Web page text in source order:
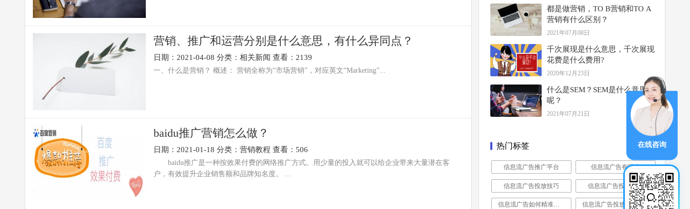
营销、推广和运营分别是什么意思，有什么异同点？
日期：2021-04-08 分类： 相关新闻 查看：2139
一、什么是营销？ 概述： 营销全称为“市场营销”，对应英文“Marketing”...
baidu推广营销怎么做？
日期：2021-01-18 分类： 营销教程 查看：506
baidu推广是一种按效果付费的网络推广方式。用少量的投入就可以给企业带来大量潜在客
户，有效提升企业销售额和品牌知名度。 ...
都是做营销，TO B营销和TO A
营销有什么区别？
2021年07月08日
千次展现是什么意思，千次展现
花费是什么费用?
2020年12月23日
什么是SEM？SEM是什么意思
呢？
2021年07月21日
热门标签
信息流广告推广平台 信息流广告有哪些
信息流广告投放技巧 信息流广告投放公司
信息流广告如何精准投放 信息流广告投放技巧分析
在线咨询